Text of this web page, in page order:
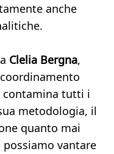
anche
Clelia Bergna,
contamina tutti i
metodologia, il
quanto mai
possiamo vantare